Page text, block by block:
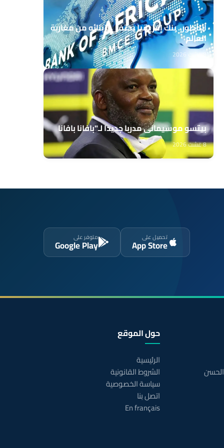
الناظور.. بنك إفريقيا يحتفي بزبنائه من مغاربة
العالم
8 غشت 2026
بيتسو موسيماني مدربا جديدا لـ"بافانا بافانا
8 غشت 2026
تحميل على
App Store
متوفر على
Google Play
حول الموقع
الرئيسية
الشروط القانونية
سياسة الخصوصية
اتصل بنا
En français